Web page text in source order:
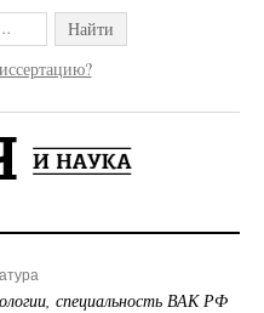
Найти
специальность ВАК РФ